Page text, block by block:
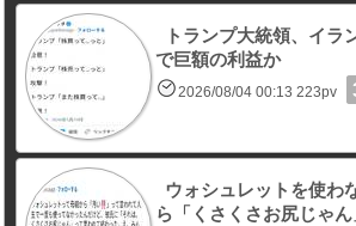
トランプ大統領、イラ
で巨額の利益か
2026/08/04 00:13 223pv
ウォシュレットを使
ら「くさくさお尻じゃ